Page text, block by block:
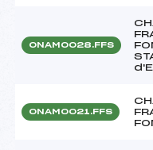
ONAM0028.FFS
ONAM0021.FFS